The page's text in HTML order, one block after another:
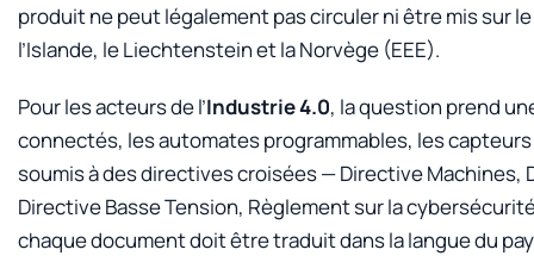
produit ne peut légalement pas circuler ni être mis sur
l’Islande, le Liechtenstein et la Norvège (EEE).
Pour les acteurs de l’Industrie 4.0, la question prend
connectés, les automates programmables, les
soumis à des directives croisées — Directive
Directive Basse Tension, Règlement sur la
chaque document doit être traduit dans la langue du